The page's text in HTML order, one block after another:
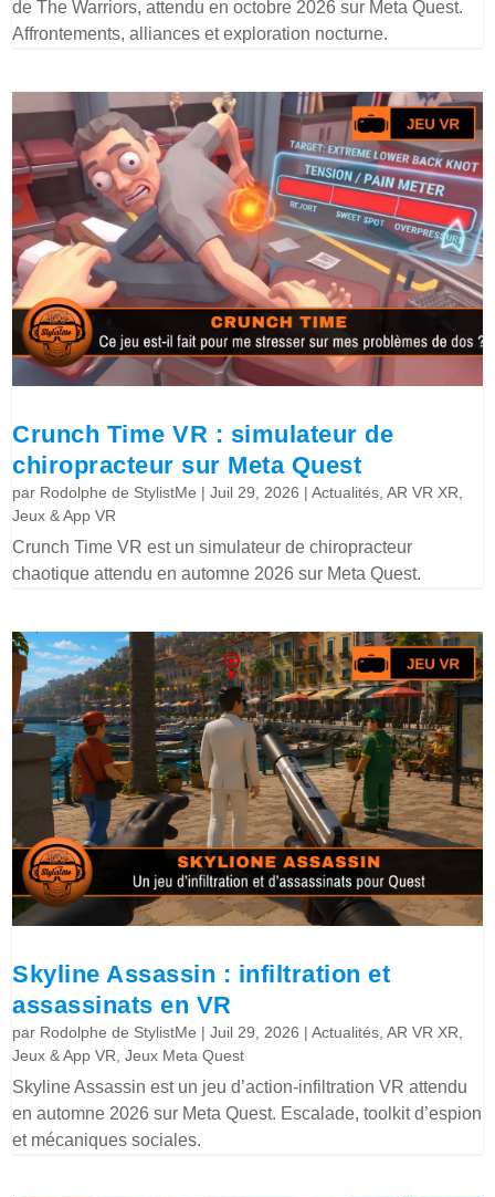
de The Warriors, attendu en octobre 2026 sur Meta Quest.
Affrontements, alliances et exploration nocturne.
Crunch Time VR : simulateur de
chiropracteur sur Meta Quest
par Rodolphe de StylistMe |Juil 29, 2026 |Actualités ,AR VR XR
Jeux & App VR
Crunch Time VR est un simulateur de chiropracteur
chaotique attendu en automne 2026 sur Meta Quest.
Skyline Assassin : infiltration et
assassinats en VR
par Rodolphe de StylistMe |Juil 29, 2026 |Actualités ,AR VR XR
Jeux & App VR ,Jeux Meta Quest
Skyline Assassin est un jeu d’action-infiltration VR attendu
en automne 2026 sur Meta Quest. Escalade, toolkit d’espion
et mécaniques sociales.